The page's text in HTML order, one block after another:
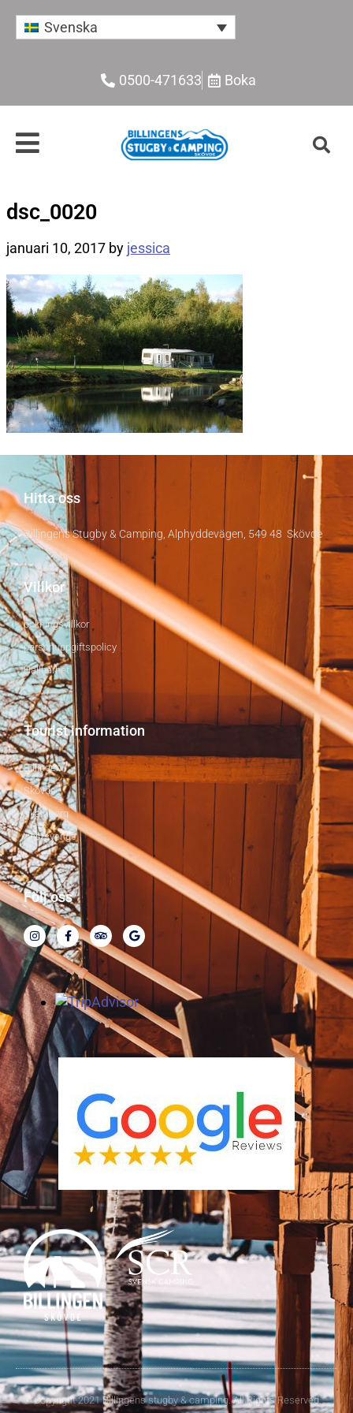
Svenska
0500-471633 Boka
dsc_0020
januari 10, 2017 by jessica
Hitta oss
Billingens Stugby & Camping, Alphyddevägen, 549 48 Skövde
Villkor
bokningsvillkor
personuppgiftspolicy
Hållbarhet
Tourist information
Billingen
Skövde
Skaraborg
Västsverige
Följ oss
© Copyright 2021 Billingens stugby & camping. All Rights Reserved.